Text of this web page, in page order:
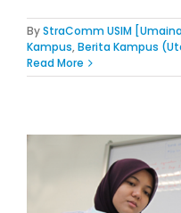
ByStraComm USIM
Kampus,Berita Kampus
Read More